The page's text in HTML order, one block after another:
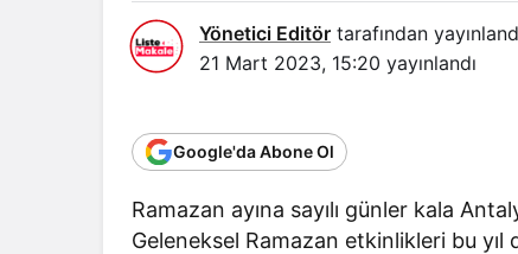
Yönetici Editör tarafından
21 Mart 2023, 15:20 yayınlandı
Google'da Abone Ol
Ramazan ayına sayılı günler kala
Geleneksel Ramazan etkinlikleri bu yıl
Zaman